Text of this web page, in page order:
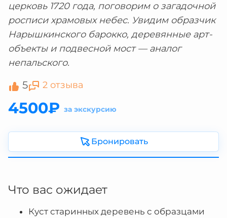
церковь 1720 года, поговорим о загадочной
росписи храмовых небес. Увидим образчик
Нарышкинского барокко, деревянные арт-
объекты и подвесной мост — аналог
непальского.
5 2 отзыва
4500₽ за экскурсию
Бронировать
Что вас ожидает
Куст старинных деревень с образцами